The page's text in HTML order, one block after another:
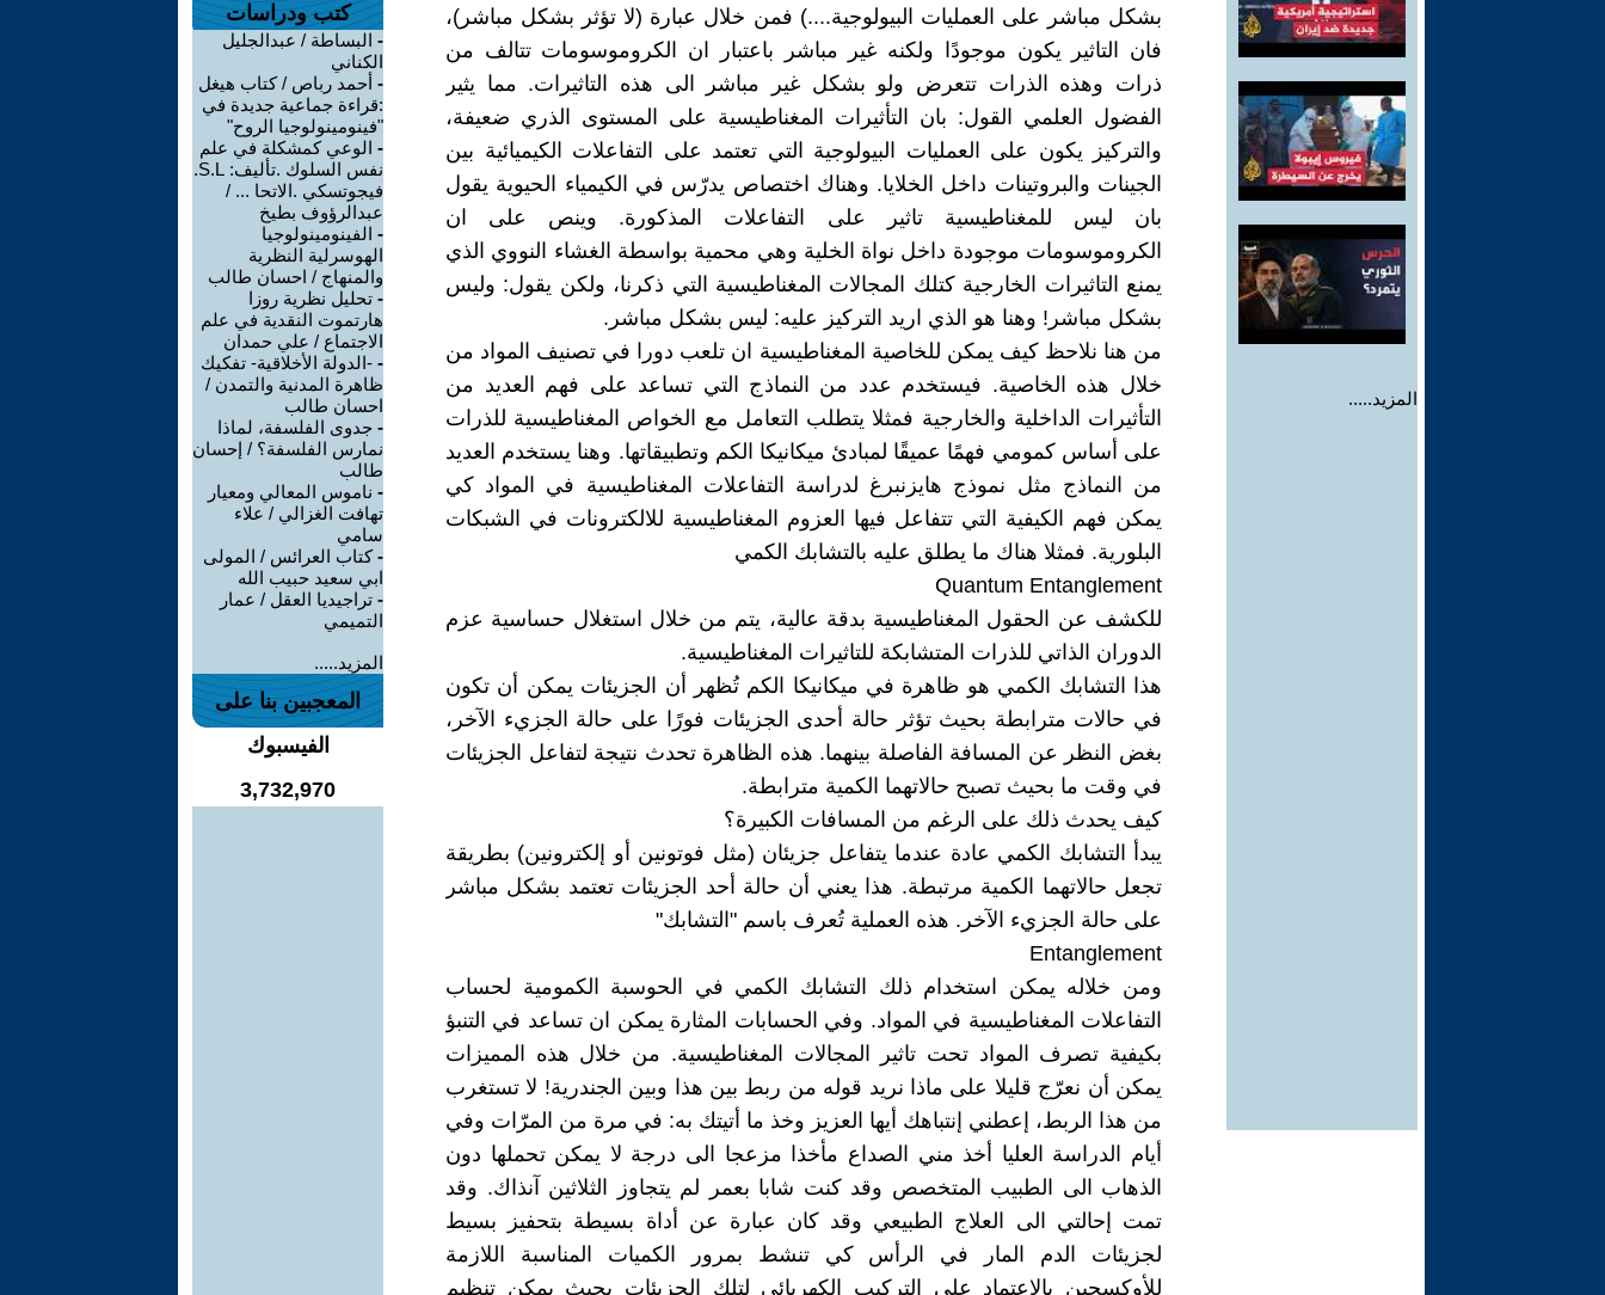
المزيد.....
بشكل مباشر على العمليات البيولوجية....) فمن خلال عبارة (لا تؤثر بشكل مباشر)،
فان التاثير يكون موجودًا ولكنه غير مباشر باعتبار ان الكروموسومات تتالف من
ذرات وهذه الذرات تتعرض ولو بشكل غير مباشر الى هذه التاثيرات. مما يثير
الفضول العلمي القول: بان التأثيرات المغناطيسية على المستوى الذري ضعيفة،
والتركيز يكون على العمليات البيولوجية التي تعتمد على التفاعلات الكيميائية بين
الجينات والبروتينات داخل الخلايا. وهناك اختصاص يدرّس في الكيمياء الحيوية يقول
بان ليس للمغناطيسية تاثير على التفاعلات المذكورة. وينص على ان
الكروموسومات موجودة داخل نواة الخلية وهي محمية بواسطة الغشاء النووي الذي
يمنع التاثيرات الخارجية كتلك المجالات المغناطيسية التي ذكرنا، ولكن يقول: وليس
بشكل مباشر! وهنا هو الذي اريد التركيز عليه: ليس بشكل مباشر.
من هنا نلاحظ كيف يمكن للخاصية المغناطيسية ان تلعب دورا في تصنيف المواد من
خلال هذه الخاصية. فيستخدم عدد من النماذج التي تساعد على فهم العديد من
التأثيرات الداخلية والخارجية فمثلا يتطلب التعامل مع الخواص المغناطيسية للذرات
على أساس كمومي فهمًا عميقًا لمبادئ ميكانيكا الكم وتطبيقاتها. وهنا يستخدم العديد
من النماذج مثل نموذج هايزنبرغ لدراسة التفاعلات المغناطيسية في المواد كي
يمكن فهم الكيفية التي تتفاعل فيها العزوم المغناطيسية للالكترونات في الشبكات
البلورية. فمثلا هناك ما يطلق عليه بالتشابك الكمي
Quantum Entanglement
للكشف عن الحقول المغناطيسية بدقة عالية، يتم من خلال استغلال حساسية عزم
الدوران الذاتي للذرات المتشابكة للتاثيرات المغناطيسية.
هذا التشابك الكمي هو ظاهرة في ميكانيكا الكم تُظهر أن الجزيئات يمكن أن تكون
في حالات مترابطة بحيث تؤثر حالة أحدى الجزيئات فورًا على حالة الجزيء الآخر،
بغض النظر عن المسافة الفاصلة بينهما. هذه الظاهرة تحدث نتيجة لتفاعل الجزيئات
في وقت ما بحيث تصبح حالاتهما الكمية مترابطة.
كيف يحدث ذلك على الرغم من المسافات الكبيرة؟
يبدأ التشابك الكمي عادة عندما يتفاعل جزيئان (مثل فوتونين أو إلكترونين) بطريقة
تجعل حالاتهما الكمية مرتبطة. هذا يعني أن حالة أحد الجزيئات تعتمد بشكل مباشر
على حالة الجزيء الآخر. هذه العملية تُعرف باسم "التشابك"
Entanglement
ومن خلاله يمكن استخدام ذلك التشابك الكمي في الحوسبة الكمومية لحساب
التفاعلات المغناطيسية في المواد. وفي الحسابات المثارة يمكن ان تساعد في التنبؤ
بكيفية تصرف المواد تحت تاثير المجالات المغناطيسية. من خلال هذه المميزات
يمكن أن نعرّج قليلا على ماذا نريد قوله من ربط بين هذا وبين الجندرية! لا تستغرب
من هذا الربط، إعطني إنتباهك أيها العزيز وخذ ما أتيتك به: في مرة من المرّات وفي
أيام الدراسة العليا أخذ مني الصداع مأخذا مزعجا الى درجة لا يمكن تحملها دون
الذهاب الى الطبيب المتخصص وقد كنت شابا بعمر لم يتجاوز الثلاثين آنذاك. وقد
تمت إحالتي الى العلاج الطبيعي وقد كان عبارة عن أداة بسيطة بتحفيز بسيط
لجزيئات الدم المار في الرأس كي تنشط بمرور الكميات المناسبة اللازمة
للأوكسجين بالاعتماد على التركيب الكهربائي لتلك الجزيئات بحيث يمكن تنظيم
كتب ودراسات
- البساطة / عبدالجليل
الكناني
- أحمد رباص / كتاب هيغل
:قراءة جماعية جديدة في
"فينومينولوجيا الروح"
- الوعي كمشكلة في علم
نفس السلوك .تأليف: S.L.
فيجوتسكي .الاتحا ... /
عبدالرؤوف بطيخ
- الفينومينولوجيا
الهوسرلية النظرية
والمنهاج / احسان طالب
- تحليل نظرية روزا
هارتموت النقدية في علم
الاجتماع / علي حمدان
- -الدولة الأخلاقية- تفكيك
ظاهرة المدنية والتمدن /
احسان طالب
- جدوى الفلسفة، لماذا
نمارس الفلسفة؟ / إحسان
طالب
- ناموس المعالي ومعيار
تهافت الغزالي / علاء
سامي
-كتاب العرائس / المولى
ابي سعيد حبيب الله
- تراجيديا العقل / عمار
التميمي
المزيد.....
المعجبين بنا على
الفيسبوك
3,732,970